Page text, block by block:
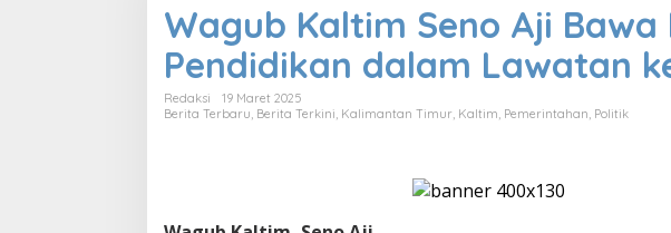
Wagub Kaltim Seno Aji Bawa
Pendidikan dalam Lawatan
Redaksi
19 Maret 2025
Berita Terbaru Berita Terkini Kalimantan Timur Kaltim Pemerintahan Politik